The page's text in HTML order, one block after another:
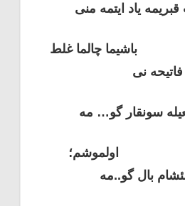
یاد ایتمه منی
باشیما چالما غلط
فاتیحه نی
سونقار گو… مه
اولموشم؛
بال گو..مه